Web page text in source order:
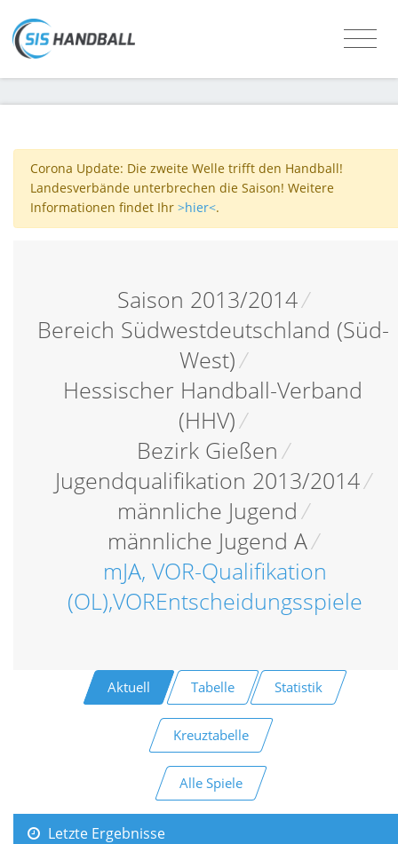
Corona Update: Die zweite Welle trifft den Handball!
Landesverbände unterbrechen die Saison! Weitere
Informationen findet Ihr >hier<.
Saison 2013/2014/
Bereich Südwestdeutschland (Süd-
West)/
Hessischer Handball-Verband
(HHV)/
Bezirk Gießen/
Jugendqualifikation 2013/2014/
männliche Jugend/
männliche Jugend A/
mJA, VOR-Qualifikation
(OL),VOREntscheidungsspiele
Aktuell Tabelle Statistik
Kreuztabelle
Alle Spiele
Letzte Ergebnisse